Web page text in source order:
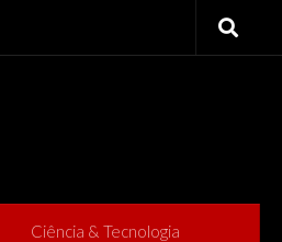
Ciência & Tecnologia